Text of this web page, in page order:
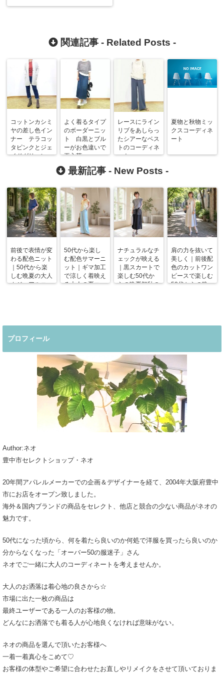
関連記事 - Related Posts -
コットンカシミ
ヤの差し色イン
ナー テラコッ
タピンクとジェ
イドグリーン
よく着るタイプ
のボーダーニッ
ト 白黒とブル
ーがお色違いで
再入荷
レースにライン
リブをあしらっ
たシアーなベス
トのコーディネ
ート
夏物と秋物ミッ
クスコーディネ
ート
最新記事 - New Posts -
前後で表情が変
わる配色ニット
｜50代から楽
しむ晩夏の大人
カジュアルコー
50代から楽し
む配色サマーニ
ット｜ギマ加工
で涼しく着映え
る大人の夏コー
ナチュラルなチ
ェックが映える
｜黒スカートで
楽しむ50代か
らの晩夏初秋の
肩の力を抜いて
美しく｜前後配
色のカットワン
ピースで楽しむ
50代からの晩
プロフィール
Author:ネオ
豊中市セレクトショップ・ネオ
20年間アパレルメーカーでの企画＆デザイナーを経て、2004年大阪府豊中
市にお店をオープン致しました。
海外＆国内ブランドの商品をセレクト、他店と競合の少ない商品がネオの
魅力です。
50代になった頃から、何を着たら良いのか何処で洋服を買ったら良いのか
分からなくなった「オーバー50の服迷子」さん
ネオでご一緒に大人のコーディネートを考えませんか。
大人のお洒落は着心地の良さから☆
市場に出た一枚の商品は
最終ユーザーである一人のお客様の物。
どんなにお洒落でも着る人が心地良くなければ意味がない。
ネオの商品を選んで頂いたお客様へ
一着一着真心をこめて♡
お客様の体型やご希望に合わせたお直しやリメイクをさせて頂いておりま